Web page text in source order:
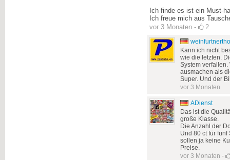
Ich finde es ist ein Must-
Ich freue mich aus
vor 3 Monaten -
2
Kann ich nicht
wie die letzten.
System
ausmachen als
Super. Und der
vor 3 Monaten
ADienst
Das ist die
große Klasse.
Die Anzahl der
Und 80 ct für
sollen ja keine
Preise.
vor 3 Monaten -